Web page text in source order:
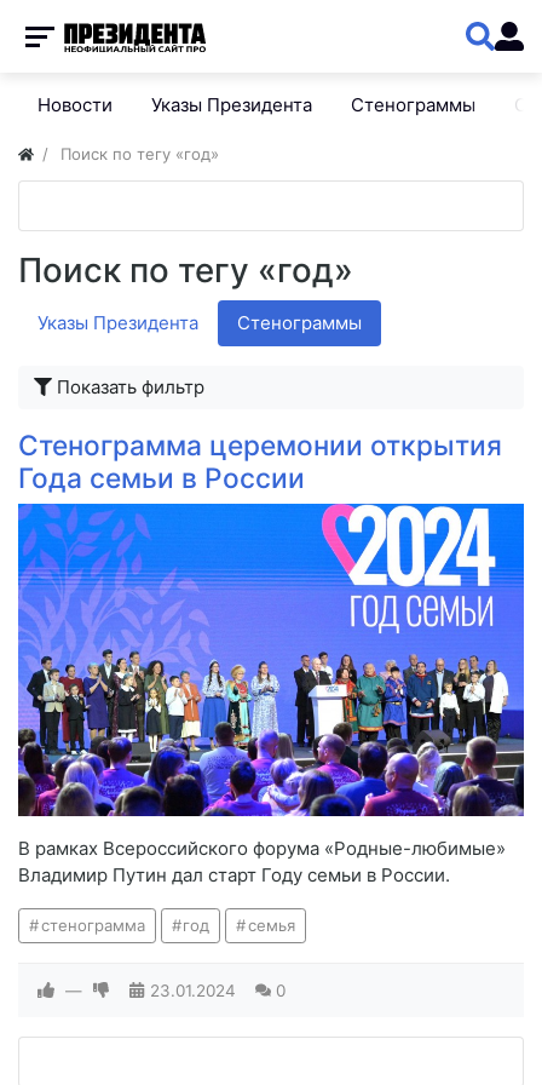
Новости Указы Президента Стенограммы
Поиск по тегу «год»
Поиск по тегу «год»
Указы Президента Стенограммы
Показать фильтр
Стенограмма церемонии открытия
Года семьи в России
В рамках Всероссийского форума «Родные-любимые»
Владимир Путин дал старт Году семьи в России.
стенограмма год семья
— 23.01.2024 0